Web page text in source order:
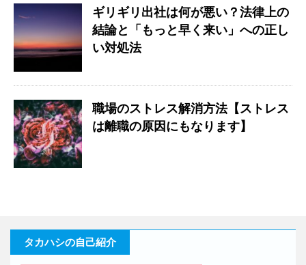
ギリギリ出社は何が悪い？法律上の
結論と「もっと早く来い」への正し
い対処法
職場のストレス解消方法【ストレス
は離職の原因にもなります】
タカハシの自己紹介